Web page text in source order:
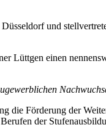
und
Lüttgen einen
die Förderung der
der